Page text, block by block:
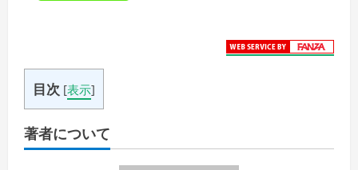
目次 [表示]
著者について